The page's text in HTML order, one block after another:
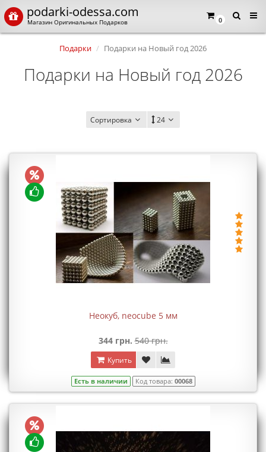
0
podarki-odessa.com
Магазин Оригинальных Подарков
Подарки Подарки на Новый год 2026
×
Язык магазина
Выберите пожалуйста язык магазина
Подарки на Новый год 2026
Сортировка 24
Неокуб, neocube 5 мм
344 грн. 540 грн.
Купить
Есть в наличии Код товара: 00068